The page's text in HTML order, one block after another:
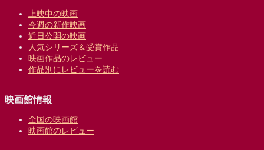
上映中の映画
今週の新作映画
近日公開の映画
人気シリーズ＆受賞作品
映画作品のレビュー
作品別にレビューを読む
映画館情報
全国の映画館
映画館のレビュー